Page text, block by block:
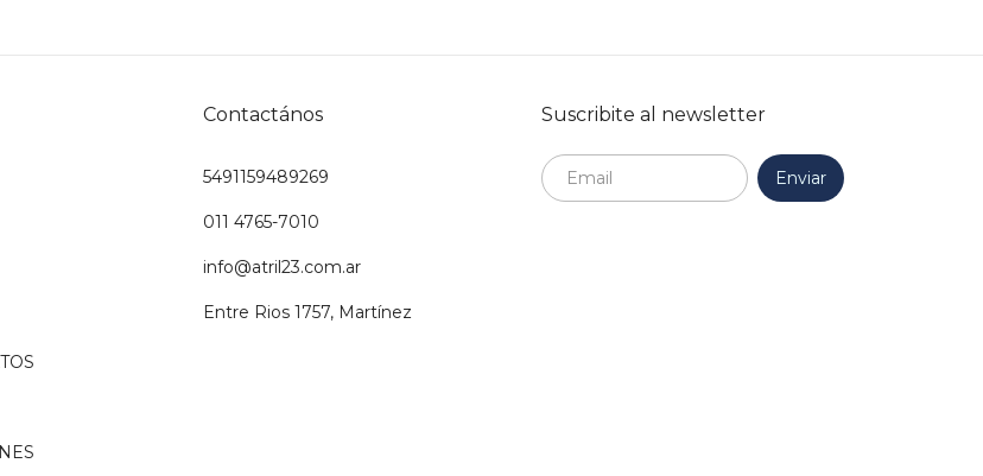
Contactános
5491159489269
011 4765-7010
info@atril23.com.ar
Entre Rios 1757, Martínez
Suscribite al newsletter